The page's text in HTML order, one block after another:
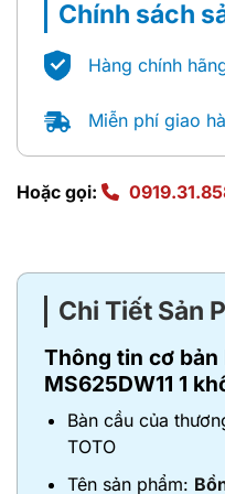
Chính sách
Hàng chính
Miễn phí giao
Hoặc gọi:
Chi Tiết Sản
Thông tin cơ bản
MS625DW11 1
Bàn cầu của
TOTO
Tên sản phẩm: